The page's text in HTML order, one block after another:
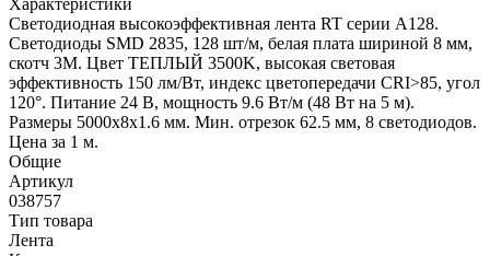
Светодиодная высокоэффективная лента RT серии A128.
Светодиоды SMD 2835, 128 шт/м, белая плата шириной 8 мм,
скотч 3M. Цвет ТЕПЛЫЙ 3500K, высокая световая
эффективность 150 лм/Вт, индекс цветопередачи CRI>85, угол
120°. Питание 24 В, мощность 9.6 Вт/м (48 Вт на 5 м).
Размеры 5000x8x1.6 мм. Мин. отрезок 62.5 мм, 8 светодиодов.
Цена за 1 м.
Общие
Артикул
038757
Тип товара
Лента